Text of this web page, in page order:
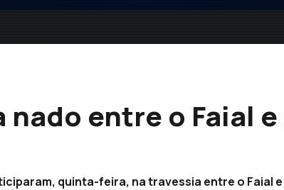
nado entre o Faial
quinta-feira, na travessia entre o Faial e